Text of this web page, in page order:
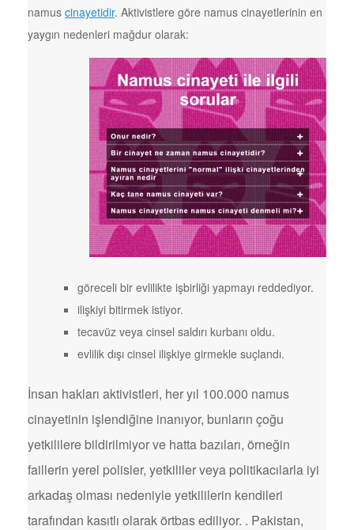
namus cinayetidir. Aktivistlere göre namus cinayetlerinin en
yaygın nedenleri mağdur olarak:
göreceli bir evlilikte işbirliği yapmayı reddediyor.
ilişkiyi bitirmek istiyor.
tecavüz veya cinsel saldırı kurbanı oldu.
evlilik dışı cinsel ilişkiye girmekle suçlandı.
İnsan hakları aktivistleri, her yıl 100.000 namus
cinayetinin işlendiğine inanıyor, bunların çoğu
yetkililere bildirilmiyor ve hatta bazıları, örneğin
faillerin yerel polisler, yetkililer veya politikacılarla iyi
arkadaş olması nedeniyle yetkililerin kendileri
tarafından kasıtlı olarak örtbas ediliyor. . Pakistan,